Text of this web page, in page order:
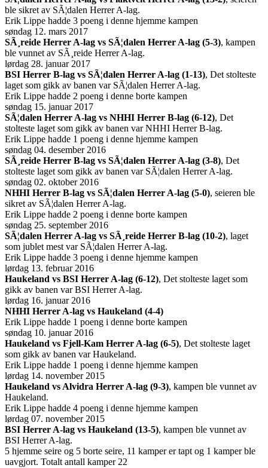
ble sikret av SÃ¦dalen Herrer A-lag.
Erik Lippe hadde 3 poeng i denne hjemme kampen
søndag 12. mars 2017
SÃ¸reide Herrer A-lag vs SÃ¦dalen Herrer A-lag (5-3), kampen
ble vunnet av SÃ¸reide Herrer A-lag.
lørdag 28. januar 2017
BSI Herrer B-lag vs SÃ¦dalen Herrer A-lag (1-13), Det stolteste
laget som gikk av banen var SÃ¦dalen Herrer A-lag.
Erik Lippe hadde 2 poeng i denne borte kampen
søndag 15. januar 2017
SÃ¦dalen Herrer A-lag vs NHHI Herrer B-lag (6-12), Det
stolteste laget som gikk av banen var NHHI Herrer B-lag.
Erik Lippe hadde 1 poeng i denne hjemme kampen
søndag 04. desember 2016
SÃ¸reide Herrer B-lag vs SÃ¦dalen Herrer A-lag (3-8), Det
stolteste laget som gikk av banen var SÃ¦dalen Herrer A-lag.
søndag 02. oktober 2016
NHHI Herrer B-lag vs SÃ¦dalen Herrer A-lag (5-0), seieren ble
sikret av SÃ¦dalen Herrer A-lag.
Erik Lippe hadde 2 poeng i denne borte kampen
søndag 25. september 2016
SÃ¦dalen Herrer A-lag vs SÃ¸reide Herrer B-lag (10-2), laget
som jublet mest var SÃ¦dalen Herrer A-lag.
Erik Lippe hadde 3 poeng i denne hjemme kampen
lørdag 13. februar 2016
Haukeland vs BSI Herrer A-lag (6-12), Det stolteste laget som
gikk av banen var BSI Herrer A-lag.
lørdag 16. januar 2016
NHHI Herrer A-lag vs Haukeland (4-4)
Erik Lippe hadde 1 poeng i denne borte kampen
søndag 10. januar 2016
Haukeland vs Fjell-Kam Herrer A-lag (6-5), Det stolteste laget
som gikk av banen var Haukeland.
Erik Lippe hadde 1 poeng i denne hjemme kampen
lørdag 14. november 2015
Haukeland vs Alvidra Herrer A-lag (9-3), kampen ble vunnet av
Haukeland.
Erik Lippe hadde 4 poeng i denne hjemme kampen
lørdag 07. november 2015
BSI Herrer A-lag vs Haukeland (13-5), kampen ble vunnet av
BSI Herrer A-lag.
5 hjemme seire og 5 borte seire, 11 kamper er tapt og 1 kamper ble
uavgjort. Totalt antall kamper 22